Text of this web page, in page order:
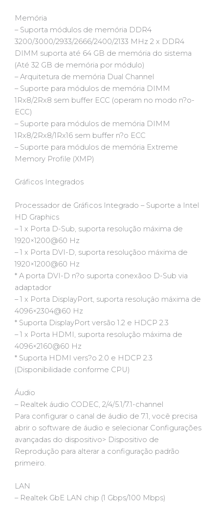
Memória
– Suporta módulos de memória DDR4
3200/3000/2933/2666/2400/2133 MHz 2 x DDR4
DIMM suporta até 64 GB de memória do sistema
(Até 32 GB de memória por módulo)
– Arquitetura de memória Dual Channel
– Suporte para módulos de memória DIMM
1Rx8/2Rx8 sem buffer ECC (operam no modo n?o-
ECC)
– Suporte para módulos de memória DIMM
1Rx8/2Rx8/1Rx16 sem buffer n?o ECC
– Suporte para módulos de memória Extreme
Memory Profile (XMP)
Gráficos Integrados
Processador de Gráficos Integrado – Suporte a Intel
HD Graphics
– 1 x Porta D-Sub, suporta resolução máxima de
1920×1200@60 Hz
– 1 x Porta DVI-D, suporta resoluçãoo máxima de
1920×1200@60 Hz
* A porta DVI-D n?o suporta conexãoo D-Sub via
adaptador
– 1 x Porta DisplayPort, suporta resoluçâo máxima de
4096×2304@60 Hz
* Suporta DisplayPort versão 1.2 e HDCP 2.3
– 1 x Porta HDMI, suporta resolução máxima de
4096×2160@60 Hz
* Suporta HDMI vers?o 2.0 e HDCP 2.3
(Disponibilidade conforme CPU)
Áudio
– Realtek áudio CODEC, 2/4/5.1/7.1-channel
Para configurar o canal de áudio de 7.1, você precisa
abrir o software de áudio e selecionar Configurações
avançadas do dispositivo> Dispositivo de
Reprodução para alterar a configuração padrão
primeiro.
LAN
– Realtek GbE LAN chip (1 Gbps/100 Mbps)